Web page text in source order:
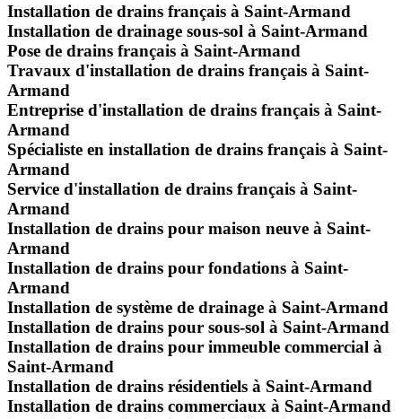
Installation de drains français à Saint-Armand
Installation de drainage sous-sol à Saint-Armand
Pose de drains français à Saint-Armand
Travaux d'installation de drains français à Saint-
Armand
Entreprise d'installation de drains français à Saint-
Armand
Spécialiste en installation de drains français à Saint-
Armand
Service d'installation de drains français à Saint-
Armand
Installation de drains pour maison neuve à Saint-
Armand
Installation de drains pour fondations à Saint-
Armand
Installation de système de drainage à Saint-Armand
Installation de drains pour sous-sol à Saint-Armand
Installation de drains pour immeuble commercial à
Saint-Armand
Installation de drains résidentiels à Saint-Armand
Installation de drains commerciaux à Saint-Armand